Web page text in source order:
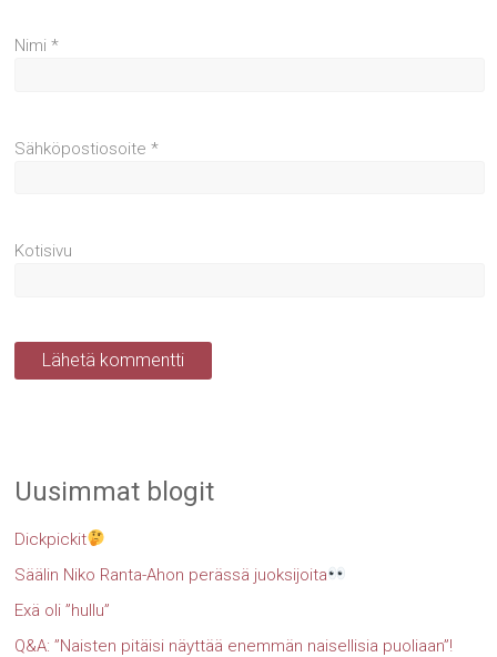
Nimi*
Sähköpostiosoite*
Kotisivu
Uusimmat blogit
Dickpickit
Säälin Niko Ranta-Ahon perässä juoksijoita
Exä oli ”hullu”
Q&A: ”Naisten pitäisi näyttää enemmän naisellisia puoliaan”!